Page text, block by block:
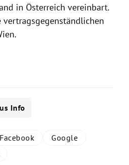
in Österreich vereinbart.
.
Info
Facebook
Google